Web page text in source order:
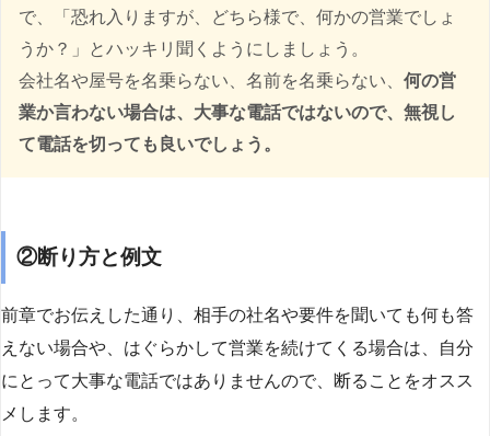
で、「恐れ入りますが、どちら様で、何かの営業でしょ
うか？」とハッキリ聞くようにしましょう。
会社名や屋号を名乗らない、名前を名乗らない、 何の営
業か言わない場合は、大事な電話ではないので、無視し
て電話を切っても良いでしょう。
②断り方と例文
前章でお伝えした通り、相手の社名や要件を聞いても何も答
えない場合や、はぐらかして営業を続けてくる場合は、自分
にとって大事な電話ではありませんので、断ることをオスス
メします。